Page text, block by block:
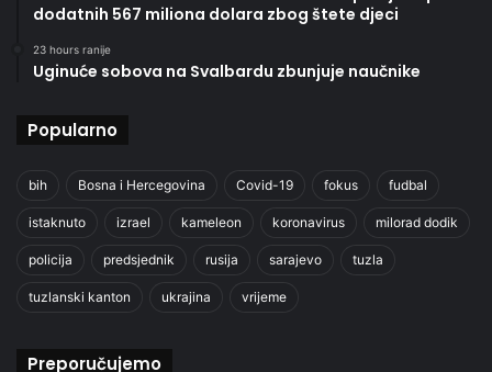
dodatnih 567 miliona dolara zbog štete djeci
23 hours ranije
Uginuće sobova na Svalbardu zbunjuje naučnike
Popularno
bih Bosna i Hercegovina Covid-19 fokus fudbal
istaknuto izrael kameleon koronavirus milorad dodik
policija predsjednik rusija sarajevo tuzla
tuzlanski kanton ukrajina vrijeme
Preporučujemo